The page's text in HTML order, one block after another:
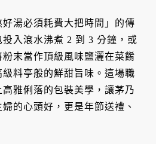
湯必須耗費大把時間」的傳
入滾水沸煮 2 到 3 分鐘，或
末當作頂級風味鹽灑在菜餚
級料亭般的鮮甜旨味。這場職
雅俐落的包裝美學，讓茅乃
的心頭好，更是年節送禮、